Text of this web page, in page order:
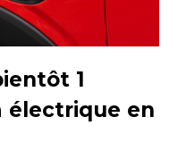
1
électrique en